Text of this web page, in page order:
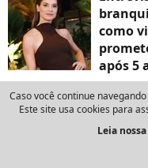
como
após 5
Caso você continue
Este site usa cookies para
Leia